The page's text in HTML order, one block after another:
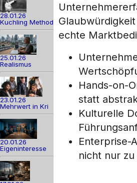
28.01.26
Kuchling Method
25.01.26
Realismus
23.01.26
Mehrwert in Kri
20.01.26
Eigeninteresse
echte
Hands-on-
statt
Kulturelle
Enterprise-
nicht nur